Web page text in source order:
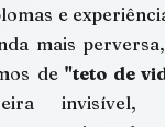
e
mais perversa,
de "teto de
invisível,